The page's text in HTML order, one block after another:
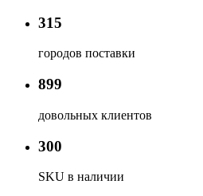
315
городов поставки
899
довольных клиентов
300
SKU в наличии